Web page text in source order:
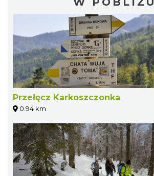
Przełęcz Karkoszczonka
0.94 km